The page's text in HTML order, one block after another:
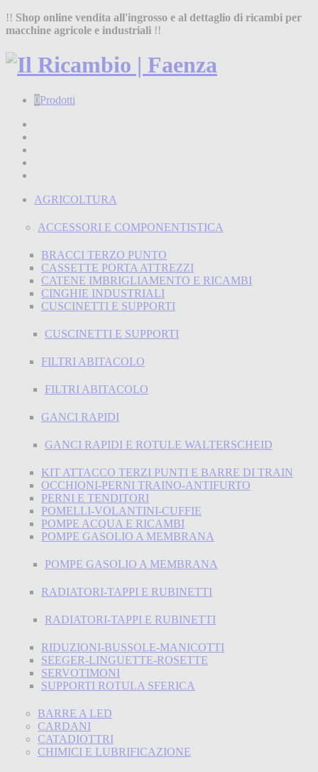
!! Shop online vendita all'ingrosso e al dettaglio di ricambi per
macchine agricole e industriali !!
0Prodotti
AGRICOLTURA
ACCESSORI E COMPONENTISTICA
BRACCI TERZO PUNTO
CASSETTE PORTA ATTREZZI
CATENE IMBRIGLIAMENTO E RICAMBI
CINGHIE INDUSTRIALI
CUSCINETTI E SUPPORTI
CUSCINETTI E SUPPORTI
FILTRI ABITACOLO
FILTRI ABITACOLO
GANCI RAPIDI
GANCI RAPIDI E ROTULE WALTERSCHEID
KIT ATTACCO TERZI PUNTI E BARRE DI TRAIN
OCCHIONI-PERNI TRAINO-ANTIFURTO
PERNI E TENDITORI
POMELLI-VOLANTINI-CUFFIE
POMPE ACQUA E RICAMBI
POMPE GASOLIO A MEMBRANA
POMPE GASOLIO A MEMBRANA
RADIATORI-TAPPI E RUBINETTI
RADIATORI-TAPPI E RUBINETTI
RIDUZIONI-BUSSOLE-MANICOTTI
SEEGER-LINGUETTE-ROSETTE
SERVOTIMONI
SUPPORTI ROTULA SFERICA
BARRE A LED
CARDANI
CATADIOTTRI
CHIMICI E LUBRIFICAZIONE